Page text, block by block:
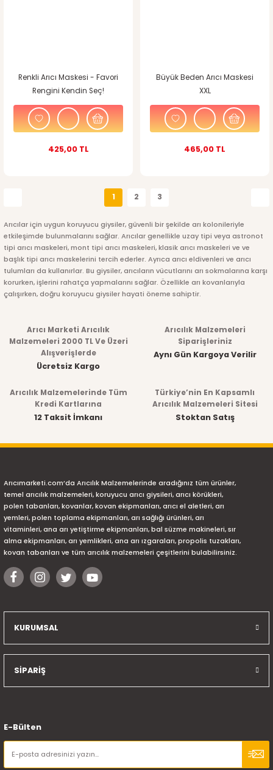
Renkli Arıcı Maskesi - Favori
Rengini Kendin Seç!
425,00 TL
Büyük Beden Arıcı Maskesi
XXL
465,00 TL
1 2 3
Arıcılar için uygun koruyucu giysiler, güvenli bir şekilde arı kolonileriyle
etkileşimde bulunmalarını sağlar. Arıcılar genellikle uzay tipi veya astronot
tipi arıcı maskeleri, mont tipi arıcı maskeleri, klasik arıcı maskeleri ve ve
başlık tipi arıcı maskelerini tercih ederler. Ayrıca arıcı eldivenleri ve arıcı
tulumları da kullanırlar. Bu giysiler, arıcıların vücutlarını arı sokmalarına karşı
korurken, işlerini rahatça yapmalarını sağlar. Özellikle arı kovanlarıyla
çalışırken, doğru koruyucu giysiler hayati öneme sahiptir.
Arıcı Marketi Arıcılık
Malzemeleri 2000 TL Ve Üzeri
Alışverişlerde
Ücretsiz Kargo
Arıcılık Malzemeleri
Siparişleriniz
Aynı Gün Kargoya Verilir
Arıcılık Malzemelerinde Tüm
Kredi Kartlarına
12 Taksit İmkanı
Türkiye’nin En Kapsamlı
Arıcılık Malzemeleri Sitesi
Stoktan Satış
Arıcımarketi.com’da Arıcılık Malzemelerinde aradığınız tüm ürünler,
temel arıcılık malzemeleri, koruyucu arıcı giysileri, arıcı körükleri,
polen tabanları, kovanlar, kovan ekipmanları, arıcı el aletleri, arı
yemleri, polen toplama ekipmanları, arı sağlığı ürünleri, arı
vitaminleri, ana arı yetiştirme ekipmanları, bal süzme makineleri, sır
alma ekipmanları, arı yemlikleri, ana arı ızgaraları, propolis tuzakları,
kovan tabanları ve tüm arıcılık malzemeleri çeşitlerini bulabilirsiniz.
KURUMSAL
SİPARİŞ
E-Bülten